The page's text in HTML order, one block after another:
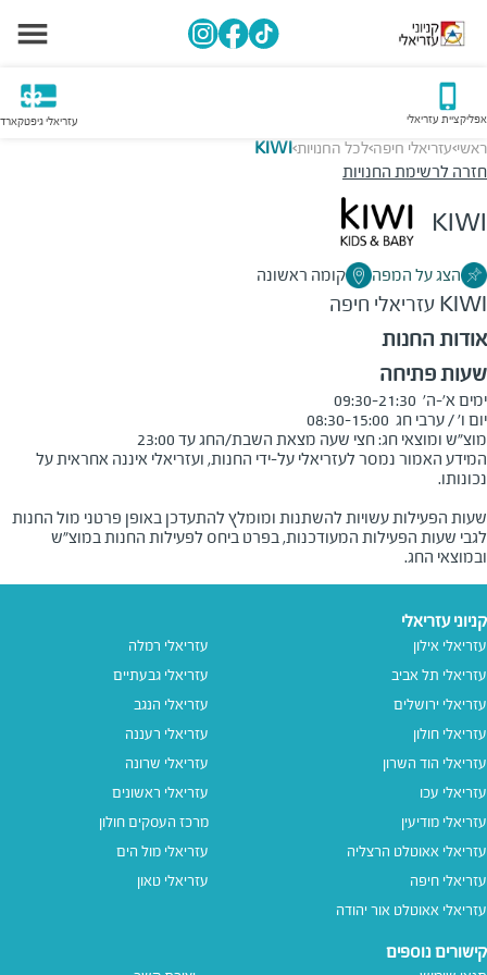
אפליקציית עזריאלי עזריאלי גיפטקארד
ראשי>עזריאלי חיפה>לכל החנויות>
KIWI
חזרה לרשימת החנויות
KIWI
הצג על המפה קומה ראשונה
KIWI עזריאלי חיפה
אודות החנות
שעות פתיחה
מוצ"ש ומוצאי חג: חצי שעה מצאת השבת/החג עד 23:00
המידע האמור נמסר לעזריאלי על-ידי החנות, ועזריאלי איננה אחראית על
שעות הפעילות עשויות להשתנות ומומלץ להתעדכן באופן פרטני מול החנות
לגבי שעות הפעילות המעודכנות, בפרט ביחס לפעילות החנות במוצ"ש
ובמוצאי החג.
קניוני עזריאלי
עזריאלי אילון
עזריאלי תל אביב
עזריאלי ירושלים
עזריאלי חולון
עזריאלי הוד השרון
עזריאלי עכו
עזריאלי מודיעין
עזריאלי אאוטלט הרצליה
עזריאלי חיפה
עזריאלי אאוטלט אור יהודה
עזריאלי רמלה
עזריאלי גבעתיים
עזריאלי הנגב
עזריאלי רעננה
עזריאלי שרונה
עזריאלי ראשונים
מרכז העסקים חולון
עזריאלי מול הים
עזריאלי טאון
קישורים נוספים